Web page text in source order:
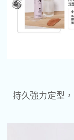
持久強力定型